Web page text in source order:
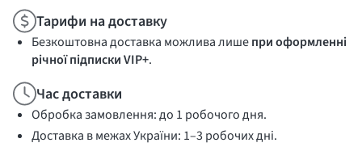
Тарифи на доставку
Безкоштовна доставка можлива лишепри оформленні
річної підписки VIP+.
Час доставки
Обробка замовлення: до 1 робочого дня.
Доставка в межах України: 1–3 робочих дні.